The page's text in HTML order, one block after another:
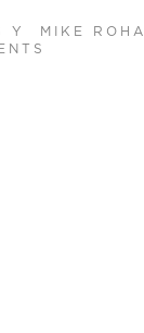
Y MIKE ROHA